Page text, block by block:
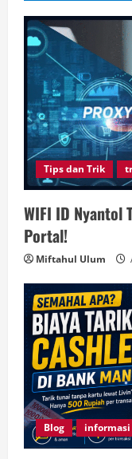
Tips dan Trik
WIFI ID Nyantol
Portal!
Miftahul Ulum
Blog informasi